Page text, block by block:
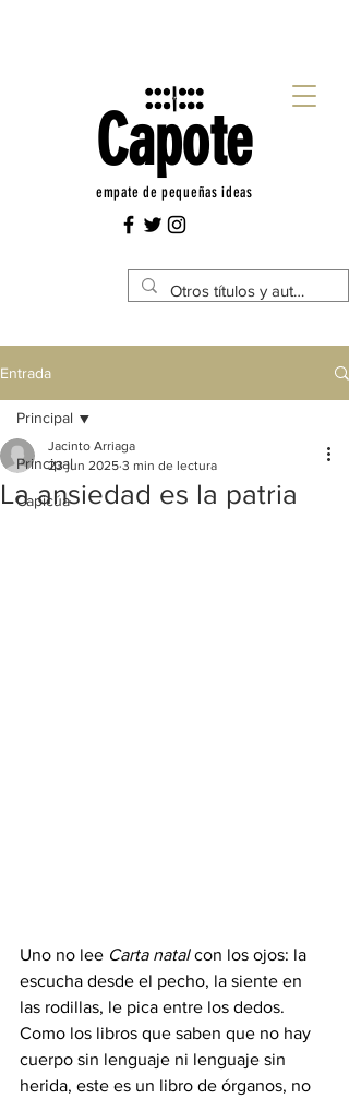
Capote
empate de pequeñas ideas
Entrada
Principal
Capicúa
Principal
La ansiedad es la patria
Jacinto Arriaga
23 jun 2025 3 min de lectura
Uno no lee Carta natal con los ojos: la
escucha desde el pecho, la siente en
las rodillas, le pica entre los dedos.
Como los libros que saben que no hay
cuerpo sin lenguaje ni lenguaje sin
herida, este es un libro de órganos, no